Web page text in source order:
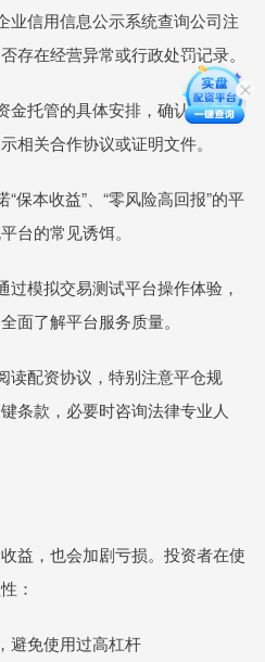
业信用信息公示系统查询公司注
存在经营异常或行政处罚记录。
金托管的具体安排，确认是否真
相关合作协议或证明文件。
保本收益”、“零风险高回报”的平
台的常见诱饵。
模拟交易测试平台操作体验，
面了解平台服务质量。
读配资协议，特别注意平仓规
条款，必要时咨询法律专业人
益，也会加剧亏损。投资者在使
：
避免使用过高杠杆